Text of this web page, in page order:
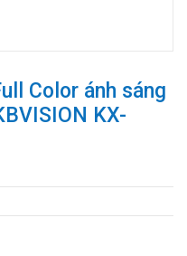
Color ánh sáng
KX-